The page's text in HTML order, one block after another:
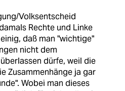
Volksentscheid
Rechte und Linke
daß man "wichtige"
nicht dem
dürfe, weil die
Zusammenhänge ja gar
Wobei man dieses